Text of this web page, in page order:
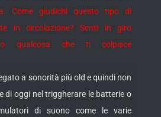
Come giudichi questo tipo di
in circolazione? Senti in giro
qualcosa che ti colpisce
a sonorità più old e quindi non
di oggi nel triggherare le batterie o
di suono come le varie